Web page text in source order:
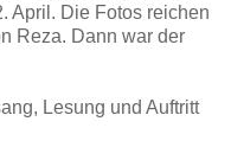
April. Die Fotos reichen
Reza. Dann war der
Lesung und Auftritt